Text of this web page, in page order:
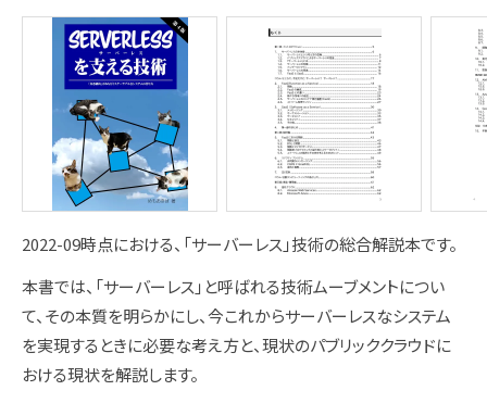
2022-09時点における、「サーバーレス」技術の総合解説本です。
本書では、「サーバーレス」と呼ばれる技術ムーブメントについ
て、その本質を明らかにし、今これからサーバーレスなシステム
を実現するときに必要な考え方と、現状のパブリッククラウドに
おける現状を解説します。